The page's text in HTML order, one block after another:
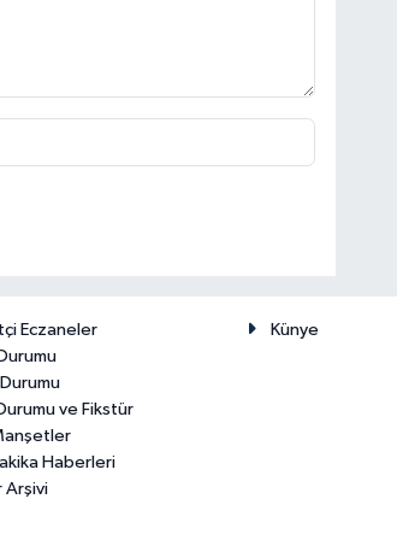
Eczaneler
ve Fikstür
Haberleri
Arşivi
Künye